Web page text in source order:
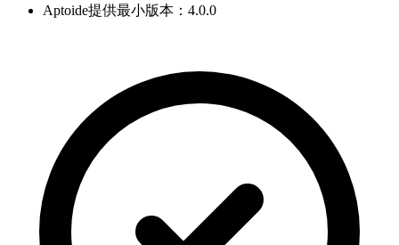
Aptoide提供最小版本：4.0.0